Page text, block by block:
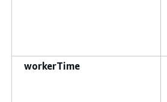
workerTime